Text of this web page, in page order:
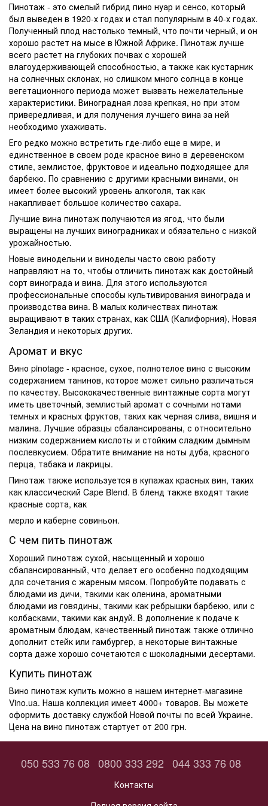
Пинотаж - это смелый гибрид пино нуар и сенсо, который
был выведен в 1920-х годах и стал популярным в 40-х годах.
Полученный плод настолько темный, что почти черный, и он
хорошо растет на мысе в Южной Африке. Пинотаж лучше
всего растет на глубоких почвах с хорошей
влагоудерживающей способностью, а также как кустарник
на солнечных склонах, но слишком много солнца в конце
вегетационного периода может вызвать нежелательные
характеристики. Виноградная лоза крепкая, но при этом
привередливая, и для получения лучшего вина за ней
необходимо ухаживать.
Его редко можно встретить где-либо еще в мире, и
единственное в своем роде красное вино в деревенском
стиле, землистое, фруктовое и идеально подходящее для
барбекю. По сравнению с другими красными винами, он
имеет более высокий уровень алкоголя, так как
накапливает большое количество сахара.
Лучшие вина пинотаж получаются из ягод, что были
выращены на лучших виноградниках и обязательно с низкой
урожайностью.
Новые винодельни и виноделы часто свою работу
направляют на то, чтобы отличить пинотаж как достойный
сорт винограда и вина. Для этого используются
профессиональные способы культивирования винограда и
производства вина. В малых количествах пинотаж
выращивают в таких странах, как США (Калифорния), Новая
Зеландия и некоторых других.
Аромат и вкус
Вино pinotage - красное, сухое, полнотелое вино с высоким
содержанием танинов, которое может сильно различаться
по качеству. Высококачественные винтажные сорта могут
иметь цветочный, землистый аромат с сочными нотами
темных и красных фруктов, таких как черная слива, вишня и
малина. Лучшие образцы сбалансированы, с относительно
низким содержанием кислоты и стойким сладким дымным
послевкусием. Обратите внимание на ноты дуба, красного
перца, табака и лакрицы.
Пинотаж также используется в купажах красных вин, таких
как классический Cape Blend. В бленд также входят такие
красные сорта, как
мерло и каберне совиньон.
С чем пить пинотаж
Хороший пинотаж сухой, насыщенный и хорошо
сбалансированный, что делает его особенно подходящим
для сочетания с жареным мясом. Попробуйте подавать с
блюдами из дичи, такими как оленина, ароматными
блюдами из говядины, такими как ребрышки барбекю, или с
колбасками, такими как андуй. В дополнение к подаче к
ароматным блюдам, качественный пинотаж также отлично
дополнит стейк или гамбургер, а некоторые винтажные
сорта даже хорошо сочетаются с шоколадными десертами.
Купить пинотаж
Вино пинотаж купить можно в нашем интернет-магазине
Vino.ua. Наша коллекция имеет 4000+ товаров. Вы можете
оформить доставку службой Новой почты по всей Украине.
Цена на вино пинотаж стартует от 200 грн.
050 533 76 08 0800 333 292 044 333 76 08
Контакты